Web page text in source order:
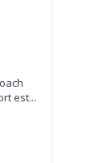
est...